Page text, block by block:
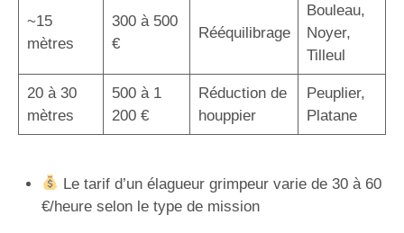
~15
mètres
300 à 500
€
Rééquilibrage
Bouleau,
Noyer,
Tilleul
20 à 30
mètres
500 à 1
200 €
Réduction de
houppier
Peuplier,
Platane
Le tarif d’un élagueur grimpeur varie de 30 à 60
€/heure selon le type de mission